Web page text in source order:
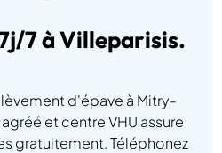
7 à Villeparisis.
d'épave à Mitry-
et centre VHU assure
gratuitement. Téléphonez